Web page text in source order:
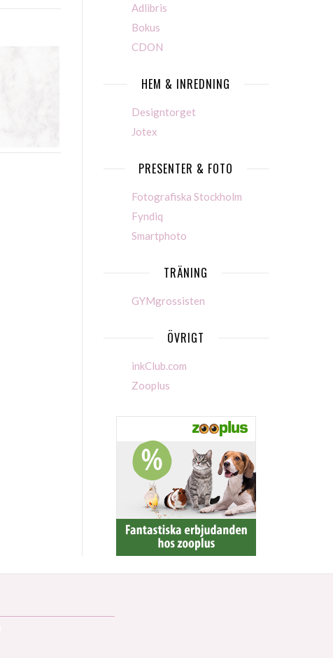
Adlibris
Bokus
CDON
HEM & INREDNING
Designtorget
Jotex
PRESENTER & FOTO
Fotografiska Stockholm
Fyndiq
Smartphoto
TRÄNING
GYMgrossisten
ÖVRIGT
inkClub.com
Zooplus